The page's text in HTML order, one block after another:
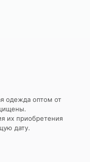
одежда оптом от
их приобретения
дату.